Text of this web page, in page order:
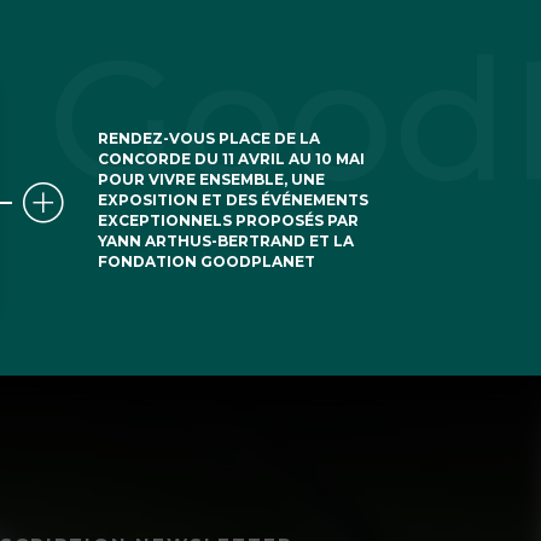
RENDEZ-VOUS PLACE DE LA
CONCORDE DU 11 AVRIL AU 10 MAI
POUR VIVRE ENSEMBLE, UNE
EXPOSITION ET DES ÉVÉNEMENTS
EXCEPTIONNELS PROPOSÉS PAR
YANN ARTHUS-BERTRAND ET LA
FONDATION GOODPLANET